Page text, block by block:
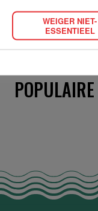
WEIGER NIET-
ESSENTIEEL